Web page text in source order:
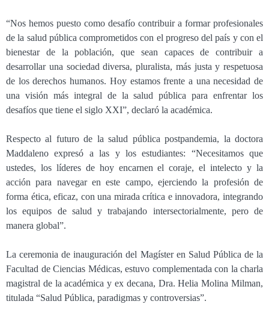
“Nos hemos puesto como desafío contribuir a formar profesionales
de la salud pública comprometidos con el progreso del país y con el
bienestar de la población, que sean capaces de contribuir a
desarrollar una sociedad diversa, pluralista, más justa y respetuosa
de los derechos humanos. Hoy estamos frente a una necesidad de
una visión más integral de la salud pública para enfrentar los
desafíos que tiene el siglo XXI”, declaró la académica.
Respecto al futuro de la salud pública postpandemia, la doctora
Maddaleno expresó a las y los estudiantes: “Necesitamos que
ustedes, los líderes de hoy encarnen el coraje, el intelecto y la
acción para navegar en este campo, ejerciendo la profesión de
forma ética, eficaz, con una mirada crítica e innovadora, integrando
los equipos de salud y trabajando intersectorialmente, pero de
manera global”.
La ceremonia de inauguración del Magíster en Salud Pública de la
Facultad de Ciencias Médicas, estuvo complementada con la charla
magistral de la académica y ex decana, Dra. Helia Molina Milman,
titulada “Salud Pública, paradigmas y controversias”.